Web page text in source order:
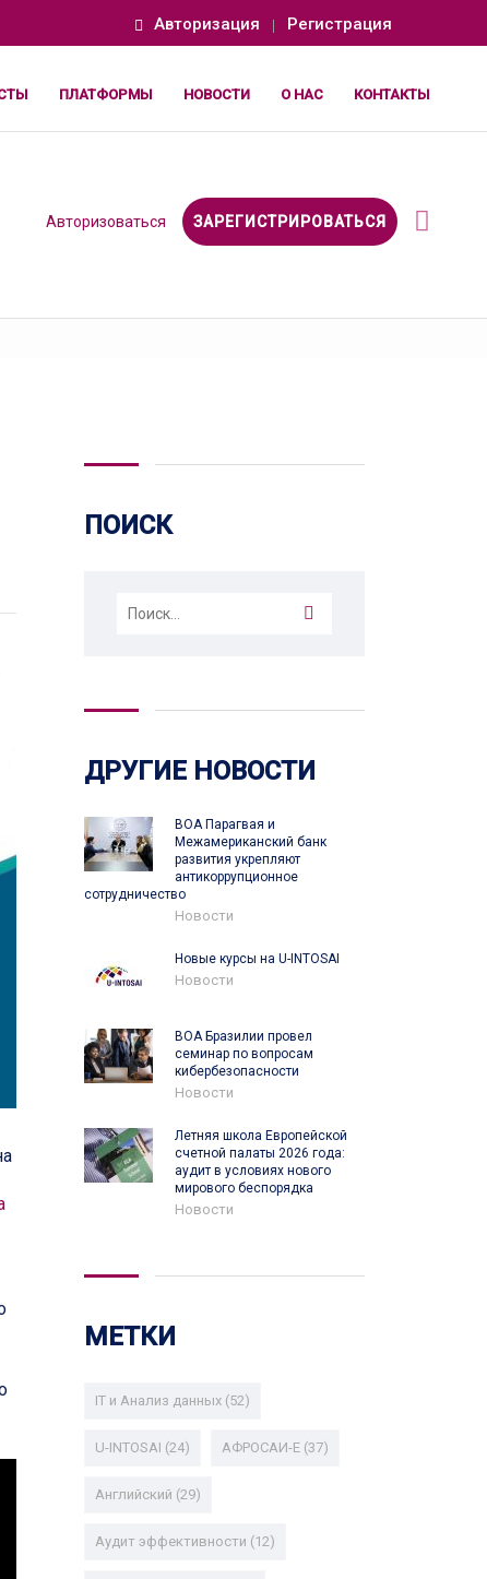
Авторизация Регистрация
ПЛАТФОРМЫ НОВОСТИ О НАС КОНТАКТЫ
Авторизоваться ЗАРЕГИСТРИРОВАТЬСЯ
ПОИСК
Найти:
ДРУГИЕ НОВОСТИ
ВОА Парагвая и
Межамериканский банк
развития укрепляют
антикоррупционное
сотрудничество
Новости
Новые курсы на U-INTOSAI
Новости
ВОА Бразилии провел
семинар по вопросам
кибербезопасности
Новости
Летняя школа Европейской
счетной палаты 2026 года:
аудит в условиях нового
мирового беспорядка
Новости
МЕТКИ
IT и Анализ данных(52)
U-INTOSAI (24) АФРОСАИ-E(37)
Английский (29)
Аудит эффективности (12)